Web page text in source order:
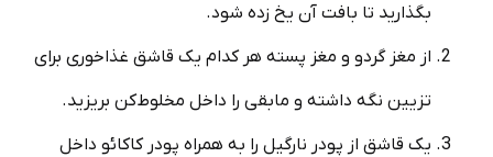
بگذارید تا بافت آن یخ زده شود.
از مغز گردو و مغز پسته هر کدام یک قاشق غذاخوری برای
تزیین نگه داشته و مابقی را داخل مخلوط‌کن بریزید.
یک قاشق از پودر نارگیل را به همراه پودر کاکائو داخل